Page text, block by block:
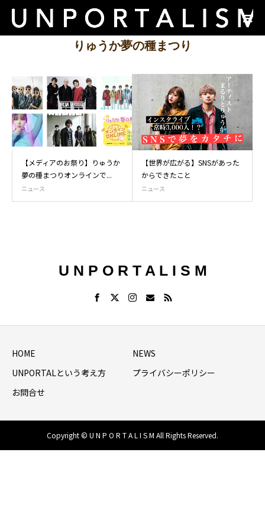
りゅうか夢の種まつり
【メディアのお祭り】りゅうか
夢の種まつりオンラインで...
ニュース
【世界が広がる】SNSがあった
からできたこと
ニュース
U N P O R T A L I S M
HOME
NEWS
UNPORTALという考え方
プライバシーポリシー
お問合せ
Copyright © U N P O R T A L I S M All Rights Reserved.